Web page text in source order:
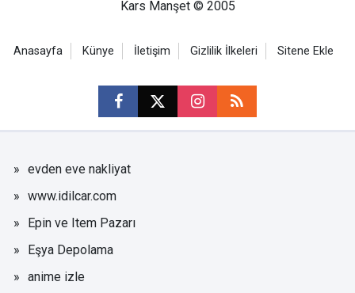
Kars Manşet © 2005
Anasayfa Künye İletişim Gizlilik İlkeleri Sitene Ekle
evden eve nakliyat
www.idilcar.com
Epin ve Item Pazarı
Eşya Depolama
anime izle